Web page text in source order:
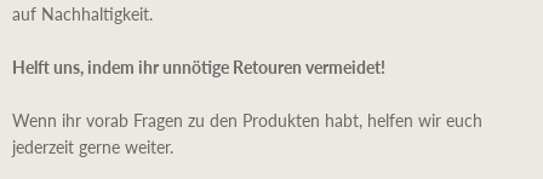
auf Nachhaltigkeit.
Helft uns, indem ihr unnötige Retouren vermeidet!
Wenn ihr vorab Fragen zu den Produkten habt, helfen wir euch
jederzeit gerne weiter.